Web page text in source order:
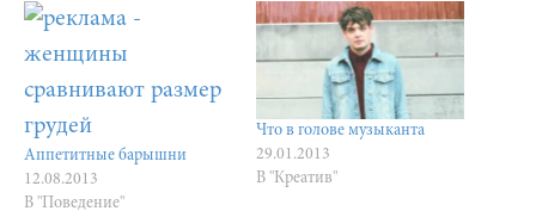
Аппетитные барышни
12.08.2013
В "Поведение"
Что в голове музыканта
29.01.2013
В "Креатив"